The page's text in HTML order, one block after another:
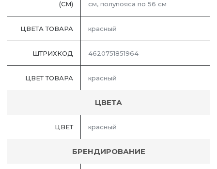
(СМ) см, полупояса по 56 см
ЦВЕТА ТОВАРА красный
ШТРИХКОД 4620751851964
ЦВЕТ ТОВАРА красный
ЦВЕТА
ЦВЕТ красный
БРЕНДИРОВАНИЕ